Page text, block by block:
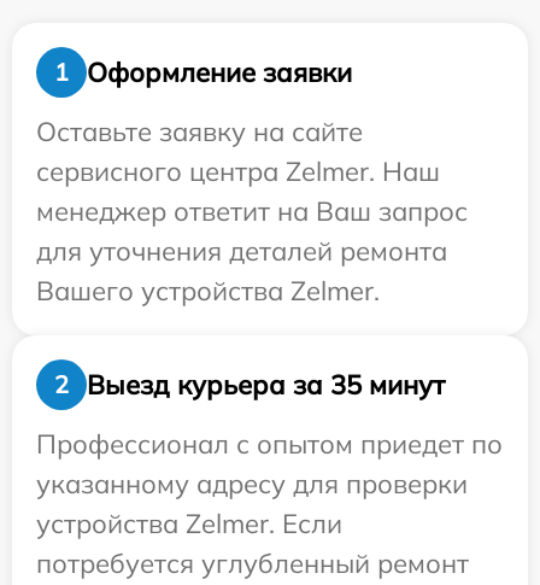
1
Оформление заявки
Оставьте заявку на сайте
сервисного центра Zelmer. Наш
менеджер ответит на Ваш запрос
для уточнения деталей ремонта
Вашего устройства Zelmer.
2
Выезд курьера за 35 минут
Профессионал с опытом приедет по
указанному адресу для проверки
устройства Zelmer. Если
потребуется углубленный ремонт